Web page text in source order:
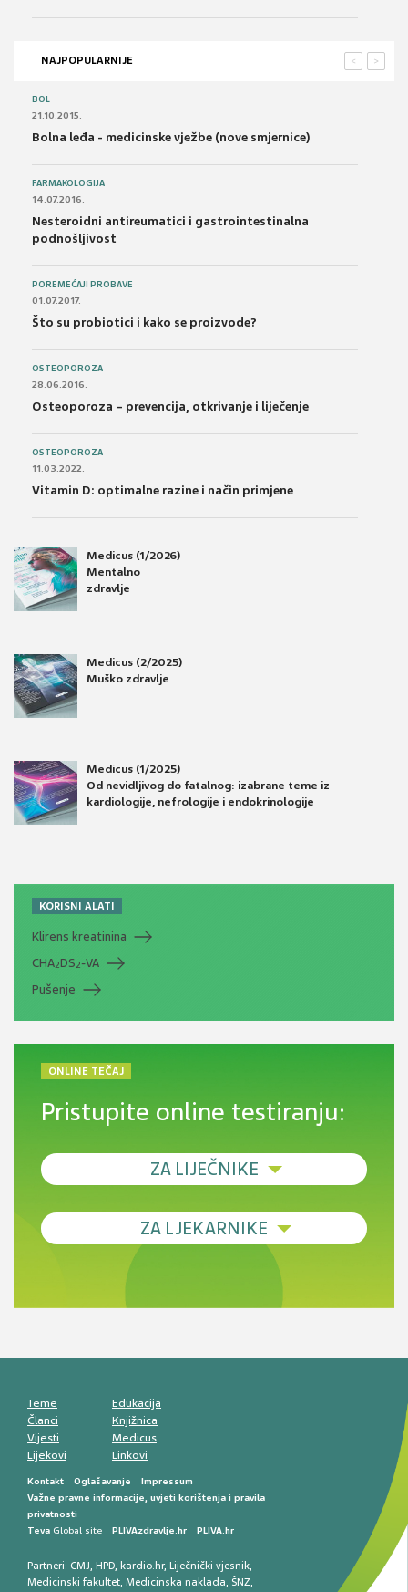
NAJPOPULARNIJE >
<
BOL
21.10.2015.
Bolna leđa - medicinske vježbe (nove smjernice)
FARMAKOLOGIJA
14.07.2016.
Nesteroidni antireumatici i gastrointestinalna
podnošljivost
POREMEĆAJI PROBAVE
01.07.2017.
Što su probiotici i kako se proizvode?
OSTEOPOROZA
28.06.2016.
Osteoporoza – prevencija, otkrivanje i liječenje
OSTEOPOROZA
11.03.2022.
Vitamin D: optimalne razine i način primjene
Medicus (1/2026)
Mentalno
zdravlje
Medicus (2/2025)
Muško zdravlje
Medicus (1/2025)
Od nevidljivog do fatalnog: izabrane teme iz
kardiologije, nefrologije i endokrinologije
KORISNI ALATI
Klirens kreatinina
CHA2DS2-VA
Pušenje
ONLINE TEČAJ
Pristupite online testiranju:
ZA LIJEČNIKE
Debljina - od prevencije do personalizirane
Novi pogled na migrenu: komorbiditeti, spolne
razlike i nove terapije
smetnji do rane onkološke dijagnostike
ZA LJEKARNIKE
Antikoagulansi u ljekarničkoj praksi –
Teme
Članci
Vijesti
Lijekovi
Edukacija
Knjižnica
Medicus
Linkovi
Kontakt Oglašavanje
Impressum
Važne pravne informacije, uvjeti korištenja i pravila
privatnosti
Teva Global site PLIVAzdravlje.hr PLIVA.hr
Partneri: CMJ, HPD, kardio.hr, Liječnički vjesnik,
Medicinski fakultet, Medicinska naklada, ŠNZ,